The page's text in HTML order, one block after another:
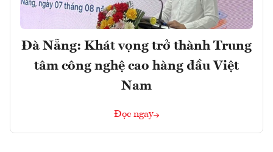
Đà Nẵng: Khát vọng trở thành Trung
tâm công nghệ cao hàng đầu Việt
Nam
Đọc ngay